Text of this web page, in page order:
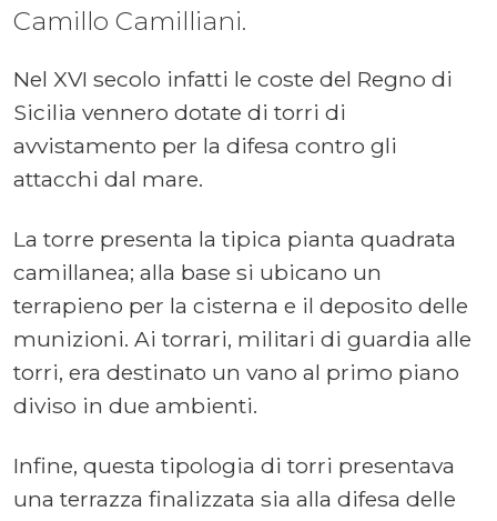
Camillo Camilliani.
Nel XVI secolo infatti le coste del Regno di
Sicilia vennero dotate di torri di
avvistamento per la difesa contro gli
attacchi dal mare.
La torre presenta la tipica pianta quadrata
camillanea; alla base si ubicano un
terrapieno per la cisterna e il deposito delle
munizioni. Ai torrari, militari di guardia alle
torri, era destinato un vano al primo piano
diviso in due ambienti.
Infine, questa tipologia di torri presentava
una terrazza finalizzata sia alla difesa delle